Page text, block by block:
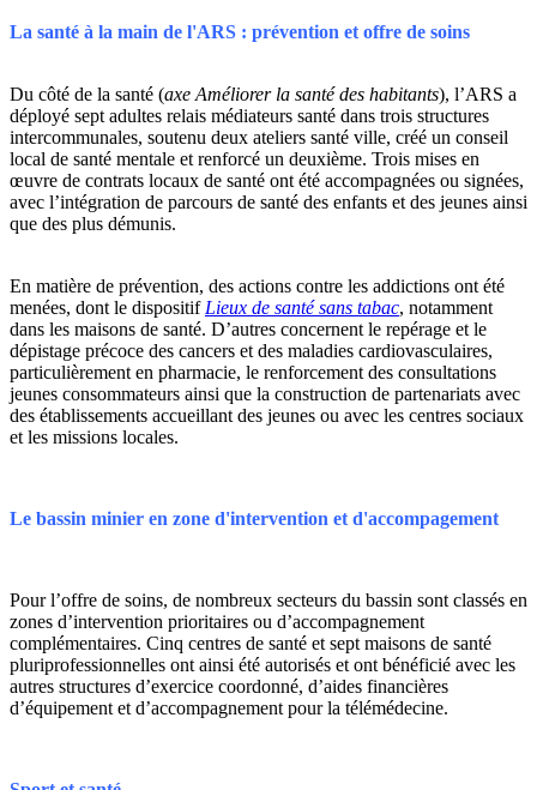
La santé à la main de l'ARS : prévention et offre de soins
Du côté de la santé (axe Améliorer la santé des habitants), l’ARS a
déployé sept adultes relais médiateurs santé dans trois structures
intercommunales, soutenu deux ateliers santé ville, créé un conseil
local de santé mentale et renforcé un deuxième. Trois mises en
œuvre de contrats locaux de santé ont été accompagnées ou signées,
avec l’intégration de parcours de santé des enfants et des jeunes ainsi
que des plus démunis.
En matière de prévention, des actions contre les addictions ont été
menées, dont le dispositif Lieux de santé sans tabac, notamment
dans les maisons de santé. D’autres concernent le repérage et le
dépistage précoce des cancers et des maladies cardiovasculaires,
particulièrement en pharmacie, le renforcement des consultations
jeunes consommateurs ainsi que la construction de partenariats avec
des établissements accueillant des jeunes ou avec les centres sociaux
et les missions locales.
Le bassin minier en zone d'intervention et d'accompagement
Pour l’offre de soins, de nombreux secteurs du bassin sont classés en
zones d’intervention prioritaires ou d’accompagnement
complémentaires. Cinq centres de santé et sept maisons de santé
pluriprofessionnelles ont ainsi été autorisés et ont bénéficié avec les
autres structures d’exercice coordonné, d’aides financières
d’équipement et d’accompagnement pour la télémédecine.